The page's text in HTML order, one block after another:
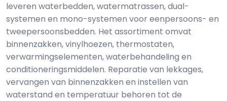
leveren waterbedden, watermatrassen, dual-
systemen en mono-systemen voor eenpersoons- en
tweepersoonsbedden. Het assortiment omvat
binnenzakken, vinylhoezen, thermostaten,
verwarmingselementen, waterbehandeling en
conditioneringsmiddelen. Reparatie van lekkages,
vervangen van binnenzakken en instellen van
waterstand en temperatuur behoren tot de